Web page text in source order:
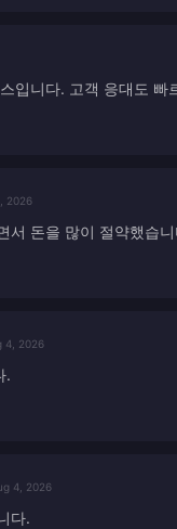
입니다. 고객 응대도
2026
서 돈을 많이 절약했습
4, 2026
.
4, 2026
다.